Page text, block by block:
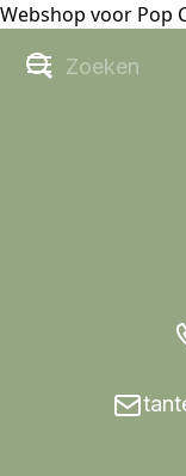
Webshop voor Pop